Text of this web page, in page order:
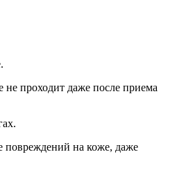
не проходит даже после приема
повреждений на коже, даже